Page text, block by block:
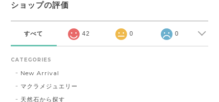
ショップの評価
すべて 42 0 0
CATEGORIES
New Arrival
マクラメジュエリー
天然石から探す